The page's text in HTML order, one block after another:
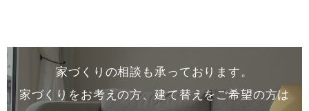
家づくりの相談も承っております。
家づくりをお考えの方、建て替えをご希望の方は